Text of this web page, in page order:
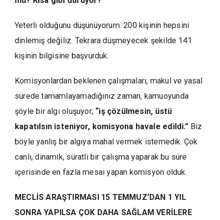
Yeterli olduğunu düşünüyorum. 200 kişinin hepsini
dinlemiş değiliz. Tekrara düşmeyecek şekilde 141
kişinin bilgisine başvurduk.
Komisyonlardan beklenen çalışmaları, makul ve yasal
sürede tamamlayamadığınız zaman, kamuoyunda
şöyle bir algı oluşuyor; “iş çözülmesin, üstü
kapatılsın isteniyor, komisyona havale edildi.” Biz
böyle yanlış bir algıya mahal vermek istemedik. Çok
canlı, dinamik, süratli bir çalışma yaparak bu süre
içerisinde en fazla mesai yapan komisyon olduk.
MECLİS ARAŞTIRMASI 15 TEMMUZ’DAN 1 YIL
SONRA YAPILSA ÇOK DAHA SAĞLAM VERİLERE